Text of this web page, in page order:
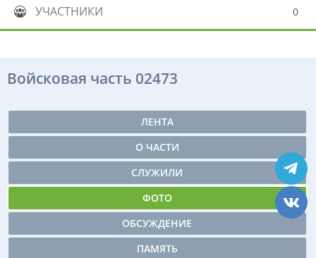
УЧАСТНИКИ 0
Войсковая часть 02473
ЛЕНТА
О ЧАСТИ
СЛУЖИЛИ
ФОТО
ОБСУЖДЕНИЕ
ПАМЯТЬ